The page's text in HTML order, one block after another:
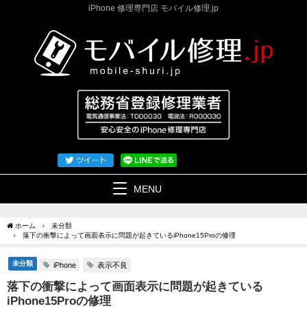
iPhone 修理専門店 モバイル修理.jp
MENU
ホーム
未分類
落下の衝撃によって画面表示に問題が起きているiPhone15Proの修理
未分類 iPhone 表示不良
落下の衝撃によって画面表示に問題が起きている
iPhone15Proの修理